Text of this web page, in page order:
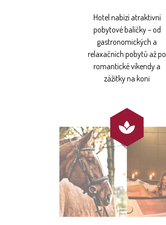
Hotel nabízí atraktivní
pobytové balíčky – od
gastronomických a
relaxačních pobytů až po
romantické víkendy a
zážitky na koni
